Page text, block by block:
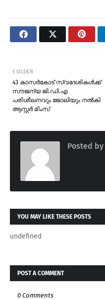
OLDER
43 കാസർകോട് സ്വദേശികൾക്ക്
സൗജന്യ ജി.ഡി.എ
പരിശീലനവും ജോലിയും നൽകി
ആസ്റ്റർ മിംസ്
Posted by
YOU MAY LIKE THESE POSTS
undefined
POST A COMMENT
0 Comments